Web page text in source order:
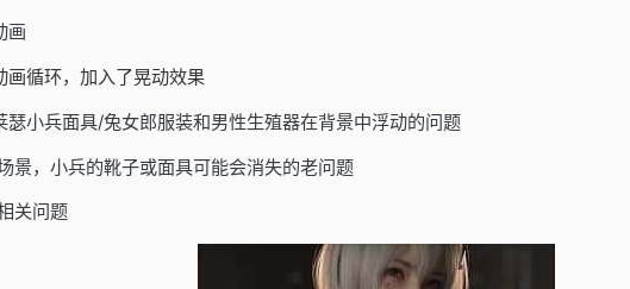
画
循环，加入了晃动效果
小兵面具/兔女郎服装和男性生殖器在背景中浮动的问题
景，小兵的靴子或面具可能会消失的老问题
关问题